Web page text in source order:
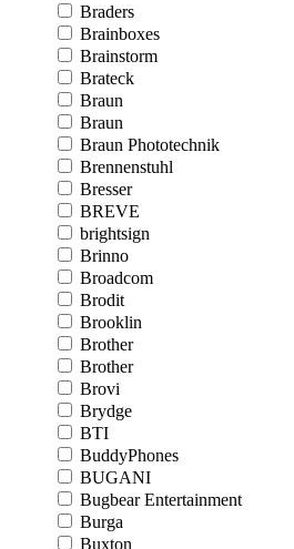
Braders
Brainboxes
Brainstorm
Brateck
Braun
Braun
Braun Phototechnik
Brennenstuhl
Bresser
BREVE
brightsign
Brinno
Broadcom
Brodit
Brooklin
Brother
Brother
Brovi
Brydge
BTI
BuddyPhones
BUGANI
Bugbear Entertainment
Burga
Buxton